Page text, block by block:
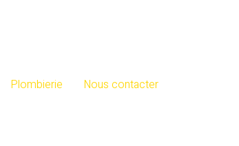
Plombierie Nous contacter